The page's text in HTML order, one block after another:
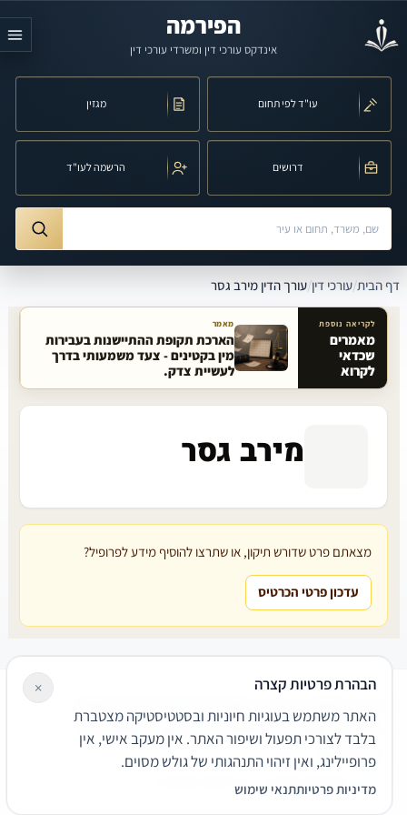
הפירמה
אינדקס עורכי דין ומשרדי עורכי דין
עו"ד לפי תחום מגזין
דרושים הרשמה לעו"ד
חיפוש לפי שם, משרד, תחום משפט או עיר
דף הבית/עורכי דין/עורך הדין מירב גסר
מאמרים קשורים באתר
לקריאה נוספת
מאמרים
שכדאי
לקרוא
מאמר
הארכת תקופת ההתיישנות בעבירות
מין בקטינים - צעד משמעותי בדרך
לעשיית צדק.
מירב גסר
מצאתם פרט שדורש תיקון, או שתרצו להוסיף מידע לפרופיל?
עדכון פרטי הכרטיס
שירותים משפטיים
דרושים צור קשר נגישותפרטיות
תנאי שימוש
© 2026 הפירמה. כל הזכויות שמורות.
הבהרת פרטיות קצרה
האתר משתמש בעוגיות חיוניות ובסטטיסטיקה מצטברת
בלבד לצורכי תפעול ושיפור האתר. אין מעקב אישי, אין
פרופיילינג, ואין זיהוי התנהגותי של גולש מסוים.
מדיניות פרטיותתנאי שימוש
×